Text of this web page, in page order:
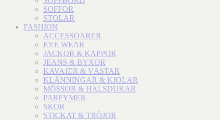
SOFFOR
STOLAR
FASHION
ACCESSOARER
EYE WEAR
JACKOR & KAPPOR
JEANS & BYXOR
KAVAJER & VÄSTAR
KLÄNNINGAR & KJOLAR
MÖSSOR & HALSDUKAR
PARFYMER
SKOR
STICKAT & TRÖJOR